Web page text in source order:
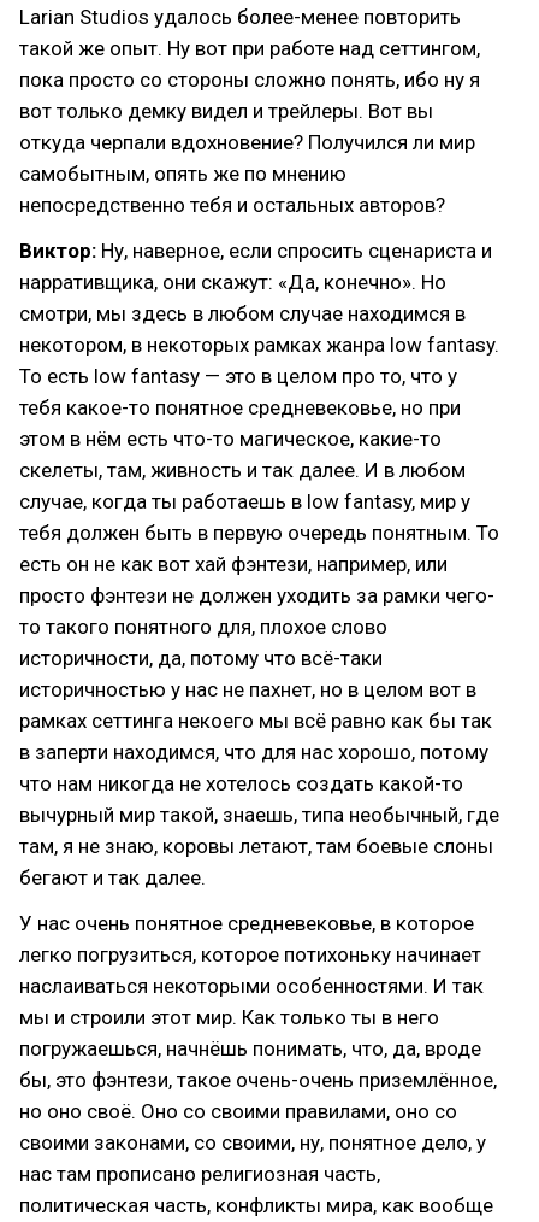
Larian Studios удалось более-менее повторить
такой же опыт. Ну вот при работе над сеттингом,
пока просто со стороны сложно понять, ибо ну я
вот только демку видел и трейлеры. Вот вы
откуда черпали вдохновение? Получился ли мир
самобытным, опять же по мнению
непосредственно тебя и остальных авторов?
Виктор: Ну, наверное, если спросить сценариста и
нарративщика, они скажут: «Да, конечно». Но
смотри, мы здесь в любом случае находимся в
некотором, в некоторых рамках жанра low fantasy.
То есть low fantasy — это в целом про то, что у
тебя какое-то понятное средневековье, но при
этом в нём есть что-то магическое, какие-то
скелеты, там, живность и так далее. И в любом
случае, когда ты работаешь в low fantasy, мир у
тебя должен быть в первую очередь понятным. То
есть он не как вот хай фэнтези, например, или
просто фэнтези не должен уходить за рамки чего-
то такого понятного для, плохое слово
историчности, да, потому что всё-таки
историчностью у нас не пахнет, но в целом вот в
рамках сеттинга некоего мы всё равно как бы так
в заперти находимся, что для нас хорошо, потому
что нам никогда не хотелось создать какой-то
вычурный мир такой, знаешь, типа необычный, где
там, я не знаю, коровы летают, там боевые слоны
бегают и так далее.
У нас очень понятное средневековье, в которое
легко погрузиться, которое потихоньку начинает
наслаиваться некоторыми особенностями. И так
мы и строили этот мир. Как только ты в него
погружаешься, начнёшь понимать, что, да, вроде
бы, это фэнтези, такое очень-очень приземлённое,
но оно своё. Оно со своими правилами, оно со
своими законами, со своими, ну, понятное дело, у
нас там прописано религиозная часть,
политическая часть, конфликты мира, как вообще